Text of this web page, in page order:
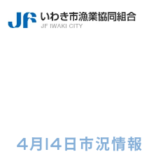
4月14日市況情報